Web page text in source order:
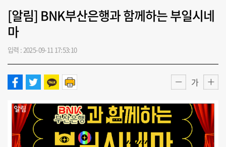
[알림] BNK부산은행과 함께하는 부일시네
마
입력 : 2025-09-11 17:53:10
가